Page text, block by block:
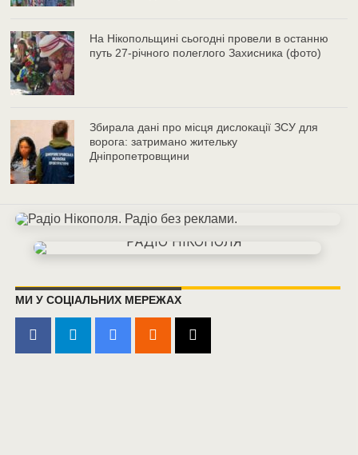
На Нікопольщині сьогодні провели в останню
путь 27-річного полеглого Захисника (фото)
Збирала дані про місця дислокації ЗСУ для
ворога: затримано жительку
Дніпропетровщини
МИ У СОЦІАЛЬНИХ МЕРЕЖАХ